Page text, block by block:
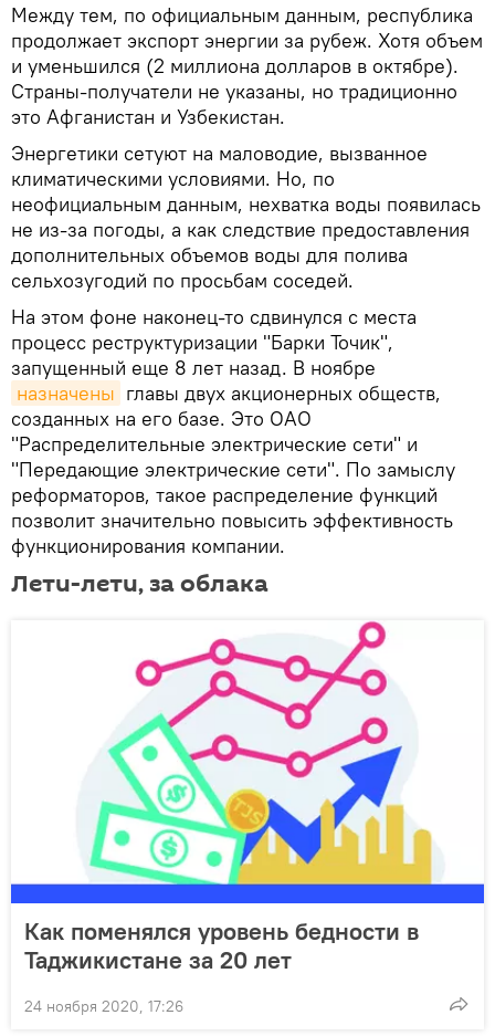
Между тем, по официальным данным, республика
продолжает экспорт энергии за рубеж. Хотя объем
и уменьшился (2 миллиона долларов в октябре).
Страны-получатели не указаны, но традиционно
это Афганистан и Узбекистан.
Энергетики сетуют на маловодие, вызванное
климатическими условиями. Но, по
неофициальным данным, нехватка воды появилась
не из-за погоды, а как следствие предоставления
дополнительных объемов воды для полива
сельхозугодий по просьбам соседей.
На этом фоне наконец-то сдвинулся с места
процесс реструктуризации "Барки Точик",
запущенный еще 8 лет назад. В ноябре
назначены главы двух акционерных обществ,
созданных на его базе. Это ОАО
"Распределительные электрические сети" и
"Передающие электрические сети". По замыслу
реформаторов, такое распределение функций
позволит значительно повысить эффективность
функционирования компании.
Лети-лети, за облака
Как поменялся уровень бедности в
Таджикистане за 20 лет
24 ноября 2020, 17:26